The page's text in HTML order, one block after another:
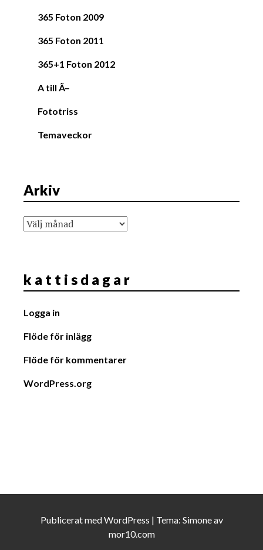
365 Foton 2009
365 Foton 2011
365+1 Foton 2012
A till Ã–
Fototriss
Temaveckor
Arkiv
Arkiv
k a t t i s d a g a r
Logga in
Flöde för inlägg
Flöde för kommentarer
WordPress.org
Publicerat medWordPress | Tema: Simoneav
mor10.com